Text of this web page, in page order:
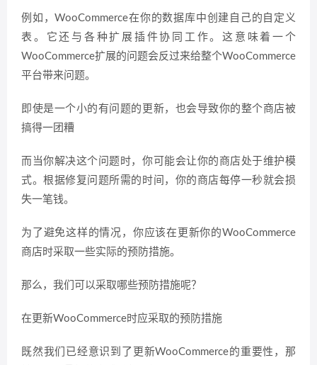
例如，WooCommerce在你的数据库中创建自己的自定义
表。它还与各种扩展插件协同工作。这意味着一个
WooCommerce扩展的问题会反过来给整个WooCommerce
平台带来问题。
即使是一个小的有问题的更新，也会导致你的整个商店被
搞得一团糟
而当你解决这个问题时，你可能会让你的商店处于维护模
式。根据修复问题所需的时间，你的商店每停一秒就会损
失一笔钱。
为了避免这样的情况，你应该在更新你的WooCommerce
商店时采取一些实际的预防措施。
那么，我们可以采取哪些预防措施呢？
在更新WooCommerce时应采取的预防措施
既然我们已经意识到了更新WooCommerce的重要性，那